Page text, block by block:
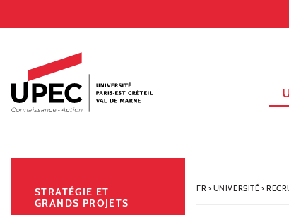
Accès directs
Recherche
Navigation secondaire
FR › UNIVERSITÉ ›
STRATÉGIE ET
GRANDS PROJETS